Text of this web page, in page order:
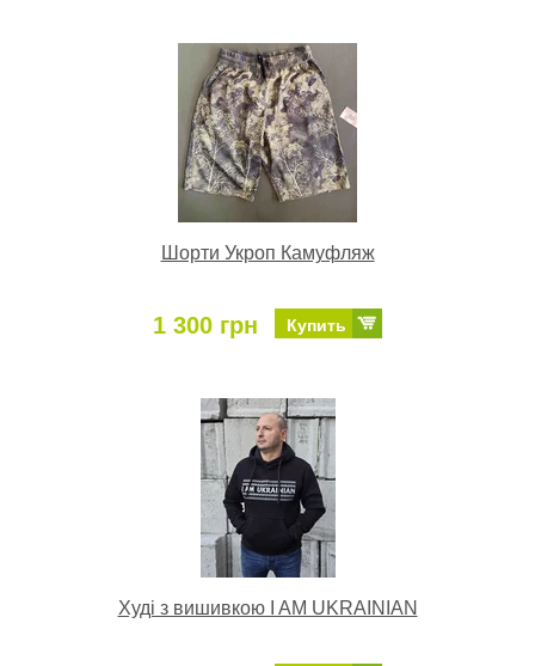
Шорти Укроп Камуфляж
1 300 грн Купить
Худі з вишивкою I AM UKRAINIAN